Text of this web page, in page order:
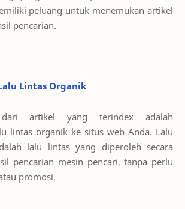
peluang untuk menemukan artikel
pencarian.
Lintas Organik
artikel yang terindex adalah
lintas organik ke situs web Anda. Lalu
lalu lintas yang diperoleh secara
pencarian mesin pencari, tanpa perlu
promosi.